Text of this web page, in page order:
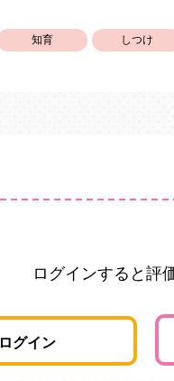
知育 しつけ
ログインすると評
ログイン